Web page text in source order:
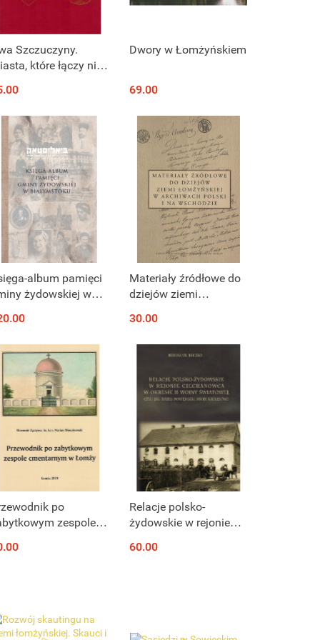
Produkt niedostępny
Szczuczyny.
które łączy nie
Produkt niedostępny
Dwory w Łomżyńskiem
69.00
Produkt niedostępny
album pamięci
żydowskiej w
Produkt niedostępny
Materiały źródłowe do
dziejów ziemi
archiwach Polski i na
Wschodzie
30.00
Produkt niedostępny
po
zespole
Produkt niedostępny
Relacje polsko-
żydowskie w rejonie
II wojny światowej,
60.00